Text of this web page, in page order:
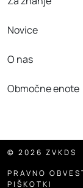
Novice
O nas
Območne enote
© 2026 ZVKDS
PRAVNO
PIŠKOTKI